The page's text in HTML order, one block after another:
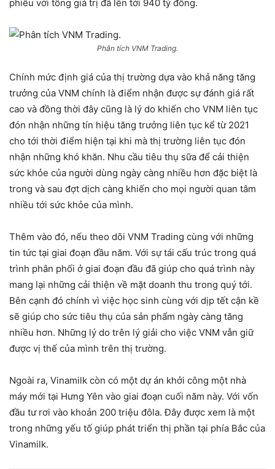
phiếu với tổng giá trị đã lên tới 940 tỷ đồng.
Phân tích VNM Trading.
Chính mức định giá của thị trường dựa vào khả năng tăng
trưởng của VNM chính là điểm nhận được sự đánh giá rất
cao và đồng thời đây cũng là lý do khiến cho VNM liên tục
đón nhận những tín hiệu tăng trưởng liên tục kể từ 2021
cho tới thời điểm hiện tại khi mà thị trường liên tục đón
nhận những khó khăn. Nhu cầu tiêu thụ sữa để cải thiện
sức khỏe của người dùng ngày càng nhiều hơn đặc biệt là
trong và sau đợt dịch càng khiến cho mọi người quan tâm
nhiều tới sức khỏe của mình.
Thêm vào đó, nếu theo dõi VNM Trading cùng với những
tin tức tại giai đoạn đầu năm. Với sự tái cấu trúc trong quá
trình phân phối ở giai đoạn đầu đã giúp cho quá trình này
mang lại những cải thiện về mặt doanh thu trong quý tới.
Bên cạnh đó chính vì việc học sinh cùng với dịp tết cận kề
sẽ giúp cho sức tiêu thụ của sản phẩm ngày càng tăng
nhiều hơn. Những lý do trên lý giải cho việc VNM vẫn giữ
được vị thế của mình trên thị trường.
Ngoài ra, Vinamilk còn có một dự án khởi công một nhà
máy mới tại Hưng Yên vào giai đoạn cuối năm này. Với vốn
đầu tư rơi vào khoản 200 triệu đôla. Đây được xem là một
trong những yếu tố giúp phát triển thị phần tại phía Bắc của
Vinamilk.